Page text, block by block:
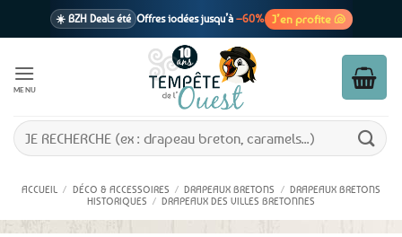
☀️ BZH Deals été Offres iodées jusqu’à –60% J’en profite 🐚
1 cadeau offertdès 39€ d’achats
En point relais dès 3,95€ seulement
MENU
Recherche
pour :
ACCUEIL / DÉCO & ACCESSOIRES / DRAPEAUX BRETONS / DRAPEAUX BRETONS
HISTORIQUES / DRAPEAUX DES VILLES BRETONNES